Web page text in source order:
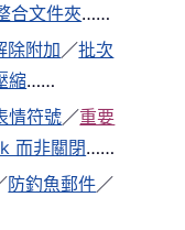
合文件夾……
除附加／批次
縮……
情符號／重要
而非關閉……
防釣魚郵件／